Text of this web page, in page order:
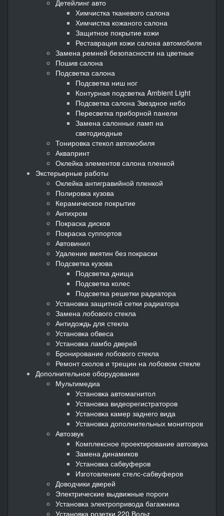
Детейлинг авто
Химчистка тканевого салона
Химчистка кожаного салона
Защитное покрытие кожи
Реставрация кожи салона автомобиля
Замена ремней безопасности на цветные
Пошив салона
Подсветка салона
Подсветка ниш ног
Контурная подсветка Ambient Light
Подсветка салона Звездное небо
Пересветка приборной панели
Замена салонных ламп на
светодиодные
Тонировка стекол автомобиля
Аквапринт
Оклейка элементов салона пленкой
Экстерьерные работы
Оклейка антигравийной пленкой
Полировка кузова
Керамическое покрытие
Антихром
Покраска дисков
Покраска суппортов
Автовинил
Удаление вмятин без покраски
Подсветка кузова
Подсветка днища
Подсветка колес
Подсветка решетки радиатора
Установка защитной сетки радиатора
Замена лобового стекла
Антидождь для стекла
Установка обвеса
Установка ламбо дверей
Бронирование лобового стекла
Ремонт сколов и трещин на лобовом стекле
Дополнительное оборудование
Мультимедиа
Установка автомагнитол
Установка видеорегистраторов
Установка камер заднего вида
Установка дополнительных мониторов
Автозвук
Комплексное проектирование автозвука
Замена динамиков
Установка сабвуферов
Изготовление стелс-сабвуферов
Доводчики дверей
Электрические выдвижные пороги
Установка электропривода багажника
Установка розетки 220 Вольт